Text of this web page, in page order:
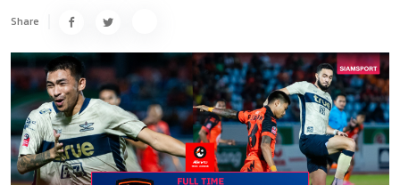
Share